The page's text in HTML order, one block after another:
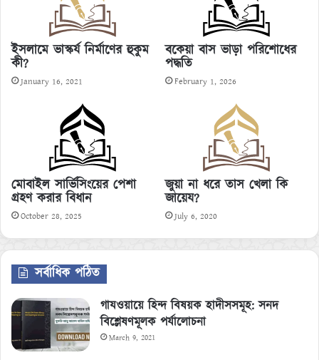
ইসলামে ভাস্কর্য নির্মাণের হুকুম
কী?
January 16, 2021
বকেয়া বাস ভাড়া পরিশোধের
পদ্ধতি
February 1, 2026
মোবাইল সার্ভিসিংয়ের পেশা
গ্রহণ করার বিধান
October 28, 2025
জুয়া না ধরে তাস খেলা কি
জায়েয?
July 6, 2020
সর্বাধিক পঠিত
গাযওয়ায়ে হিন্দ বিষয়ক হাদীসসমূহ: সনদ
বিশ্লেষণমূলক পর্যালোচনা
March 9, 2021